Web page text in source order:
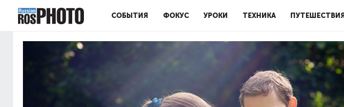
СОБЫТИЯ ФОКУС УРОКИ ТЕХНИКА ПУТЕШЕСТВИЯ